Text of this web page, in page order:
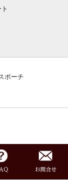
ポーチ
お問合せ